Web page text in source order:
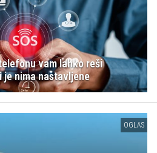
vam lahko reši
nima nastavljene
OGLAS